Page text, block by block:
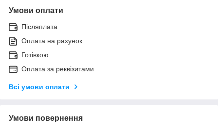
Умови оплати
Післяплата
Оплата на рахунок
Готівкою
Оплата за реквізитами
Всі умови оплати
Умови повернення